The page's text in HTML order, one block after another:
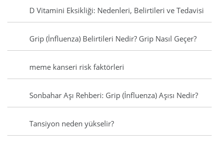
D Vitamini Eksikliği: Nedenleri, Belirtileri ve Tedavisi
Grip (İnfluenza) Belirtileri Nedir? Grip Nasıl Geçer?
meme kanseri risk faktörleri
Sonbahar Aşı Rehberi: Grip (İnfluenza) Aşısı Nedir?
Tansiyon neden yükselir?